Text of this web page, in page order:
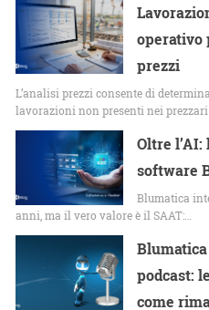
operativo
prezzi
L’analisi prezzi consente di
lavorazioni non presenti nei prezzari
Oltre
software
Blumatica
anni, ma il vero valore è il SAAT:…
podcast:
come